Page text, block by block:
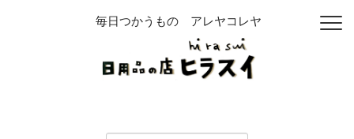
毎日つかうもの アレヤコレヤ